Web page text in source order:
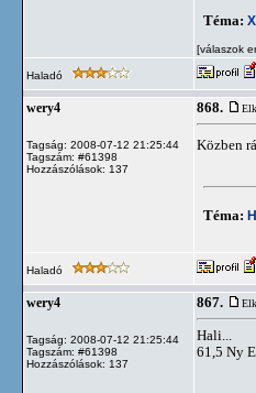
Téma:
[válaszok
Haladó
wery4
Tagság: 2008-07-12 21:25:44
Tagszám: #61398
Hozzászólások: 137
868.
Közben
Téma:
Haladó
wery4
Tagság: 2008-07-12 21:25:44
Tagszám: #61398
Hozzászólások: 137
867.
Hali...
61,5 Ny